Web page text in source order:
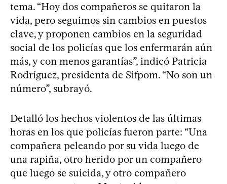
tema. “Hoy dos compañeros se quitaron la
vida, pero seguimos sin cambios en puestos
clave, y proponen cambios en la seguridad
social de los policías que los enfermarán aún
más, y con menos garantías”, indicó Patricia
Rodríguez, presidenta de Sifpom. “No son un
número”, subrayó.
Detalló los hechos violentos de las últimas
horas en los que policías fueron parte: “Una
compañera peleando por su vida luego de
una rapiña, otro herido por un compañero
que luego se suicida, y otro compañero